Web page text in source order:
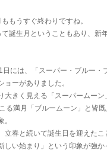
もうすぐ終わりですね。
誕生月ということもあり、新
日には、「スーパー・ブルー・
ョーがありました。
大きく見える「スーパームーン
る満月「ブルームーン」と皆
。
立春と続いて誕生日を迎えたこ
しい始まり」という印象が強か